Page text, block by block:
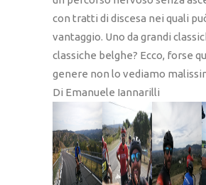
con tratti di discesa nei quali
vantaggio. Uno da grandi
classiche belghe? Ecco, forse
genere non lo vediamo
Di Emanuele Iannarilli